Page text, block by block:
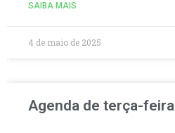
SAIBA MAIS
4 de maio de 2025
Agenda de terça-feira